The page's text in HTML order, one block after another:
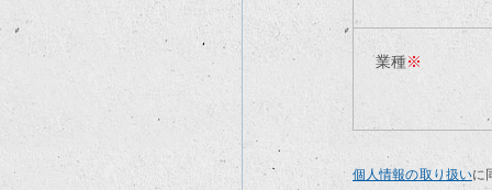
業種※
個人情報の取り扱いに